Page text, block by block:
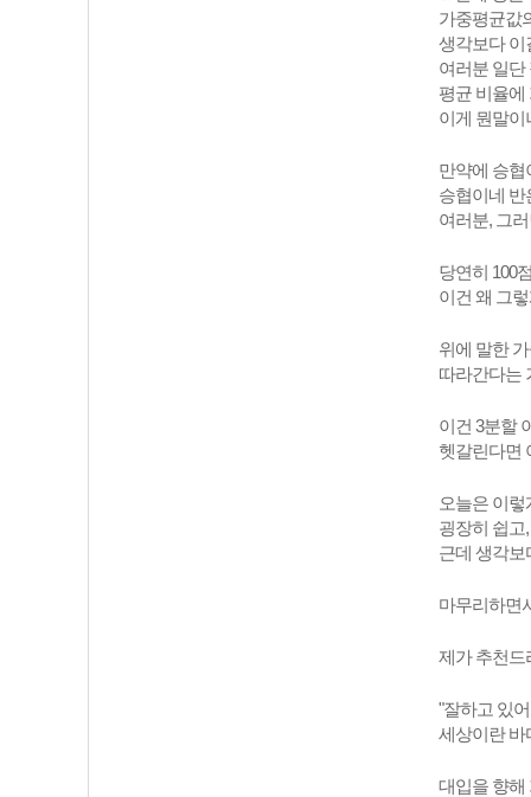
가중평균값
생각보다 이
여러분 일단
평균 비율에
이게 뭔말이
만약에 승협
승협이네 반
여러분, 그
당연히 100
이건 왜 그
위에 말한
따라간다는
이건 3분할
헷갈린다면
오늘은 이
굉장히 쉽고
근데 생각보
마무리하면
제가 추천드
"잘하고 있
세상이란 바
대입을 향해